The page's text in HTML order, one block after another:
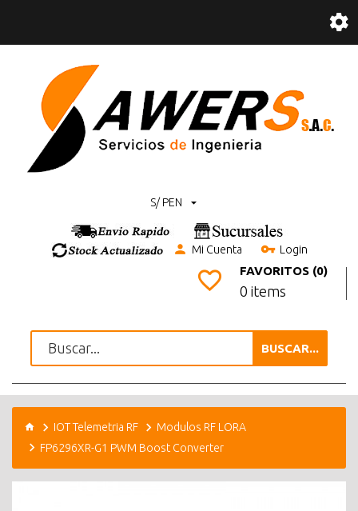
S/ PEN
Mi Cuenta Login
FAVORITOS (0)
0 items
BUSCAR...
IOT Telemetria RF
Modulos RF LORA
FP6296XR-G1 PWM Boost Converter